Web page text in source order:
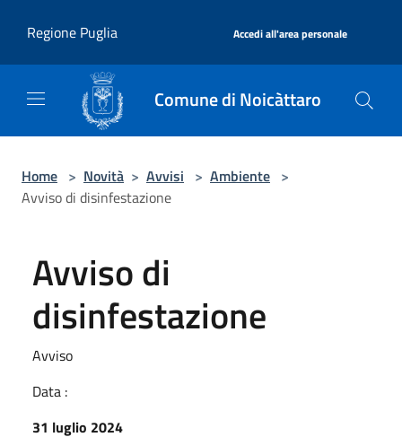
Regione Puglia
Accedi all'area personale
Comune di Noicàttaro
Home > Novità > Avvisi > Ambiente >
Avviso di disinfestazione
Avviso di
disinfestazione
Avviso
Data :
31 luglio 2024